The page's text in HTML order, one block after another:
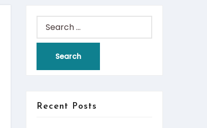
Search
for:
Recent Posts